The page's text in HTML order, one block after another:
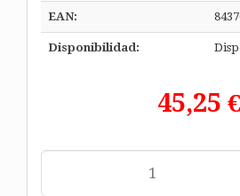
EAN:
Disponibilidad:
45,25 €